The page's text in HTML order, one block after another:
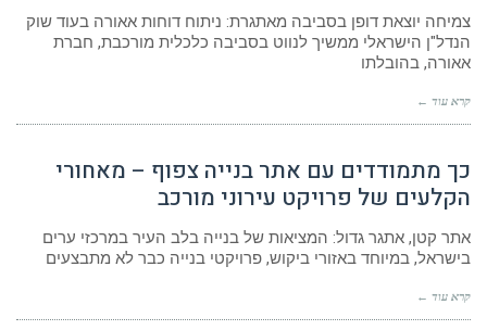
צמיחה יוצאת דופן בסביבה מאתגרת: ניתוח דוחות אאורה בעוד שוק
הנדל"ן הישראלי ממשיך לנווט בסביבה כלכלית מורכבת, חברת
אאורה, בהובלתו
קרא עוד ←
כך מתמודדים עם אתר בנייה צפוף – מאחורי
הקלעים של פרויקט עירוני מורכב
אתר קטן, אתגר גדול: המציאות של בנייה בלב העיר במרכזי ערים
בישראל, במיוחד באזורי ביקוש, פרויקטי בנייה כבר לא מתבצעים
קרא עוד ←